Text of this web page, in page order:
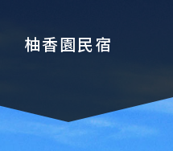
柚香園民宿